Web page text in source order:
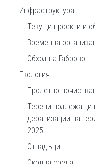
Инфраструктура
Текущи проекти и
Временна
Обход на Габрово
Екология
Пролетно
Терени подлежащи
дератизации на
2025г.
Отпадъци